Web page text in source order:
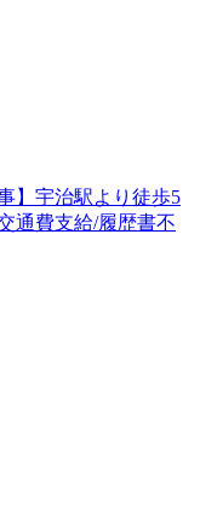
】宇治駅より徒歩5
通費支給/履歴書不